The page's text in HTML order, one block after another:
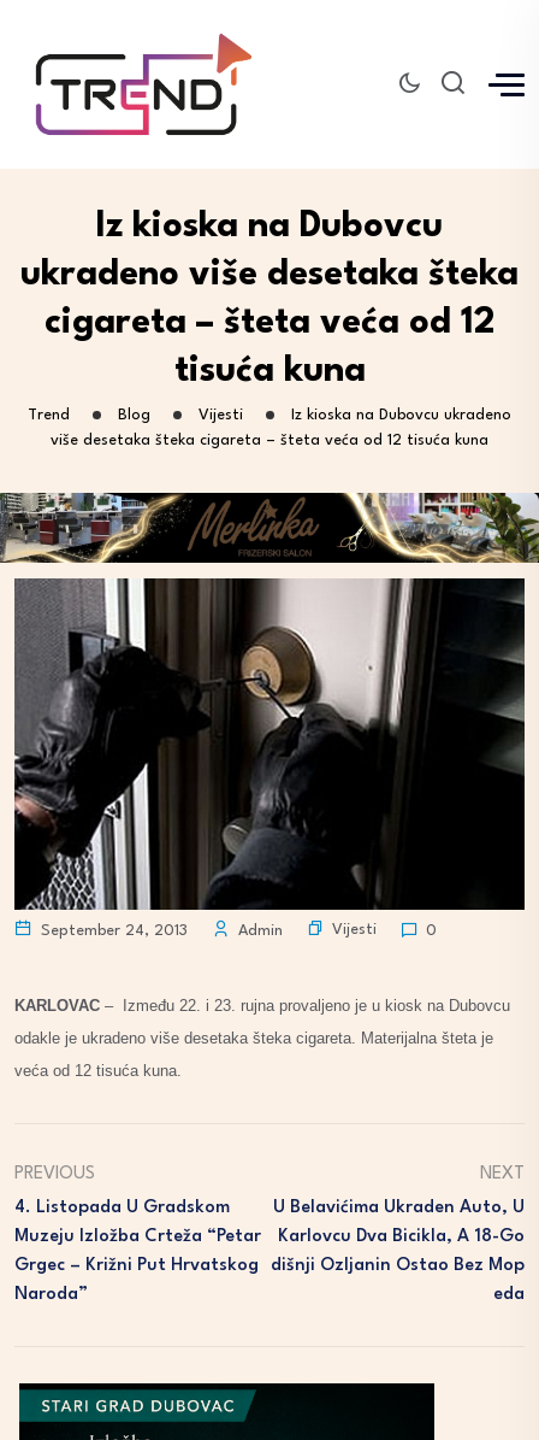
Iz kioska na Dubovcu
ukradeno više desetaka šteka
cigareta – šteta veća od 12
tisuća kuna
Trend Blog Vijesti
Iz kioska na Dubovcu ukradeno
više desetaka šteka cigareta – šteta veća od 12 tisuća kuna
September 24, 2013 Admin Vijesti 0
KARLOVAC – Između 22. i 23. rujna provaljeno je u kiosk na Dubovcu
odakle je ukradeno više desetaka šteka cigareta. Materijalna šteta je
veća od 12 tisuća kuna.
PREVIOUS
4. Listopada U Gradskom
Muzeju Izložba Crteža “Petar
Grgec – Križni Put Hrvatskog
Naroda”
NEXT
U Belavićima Ukraden Auto, U
Karlovcu Dva Bicikla, A 18-Go
Dišnji Ozljanin Ostao Bez Mop
Eda